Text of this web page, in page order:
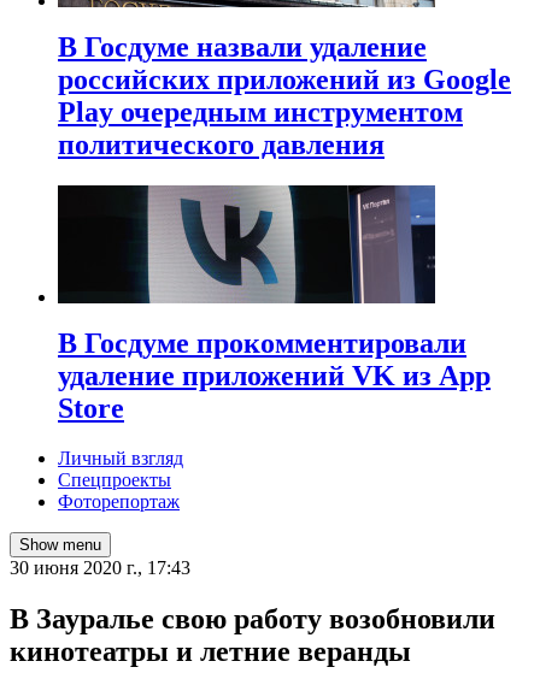
В Госдуме назвали удаление
российских приложений из Google
Play очередным инструментом
политического давления
В Госдуме прокомментировали
удаление приложений VK из App
Store
Личный взгляд
Спецпроекты
Фоторепортаж
Show menu
30 июня 2020 г., 17:43
В Зауралье свою работу возобновили
кинотеатры и летние веранды